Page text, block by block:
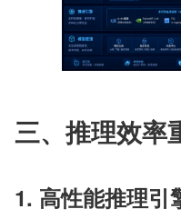
三、推理效率
1. 高性能推理引